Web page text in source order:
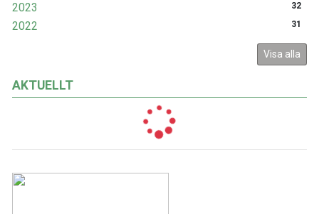
2023 32
2022 31
Visa alla
AKTUELLT